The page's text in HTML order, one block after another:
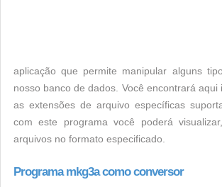
aplicação que permite manipular alguns
nosso banco de dados. Você encontrará aqui
as extensões de arquivo específicas
com este programa você poderá
arquivos no formato especificado.
Programa mkg3a como conversor